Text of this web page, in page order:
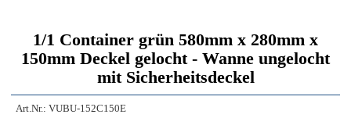
1/1 Container grün 580mm x 280mm x
150mm Deckel gelocht - Wanne ungelocht
mit Sicherheitsdeckel
Art.Nr.: VUBU-152C150E